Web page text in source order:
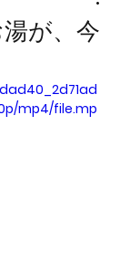
が、今
mp4/file.mp